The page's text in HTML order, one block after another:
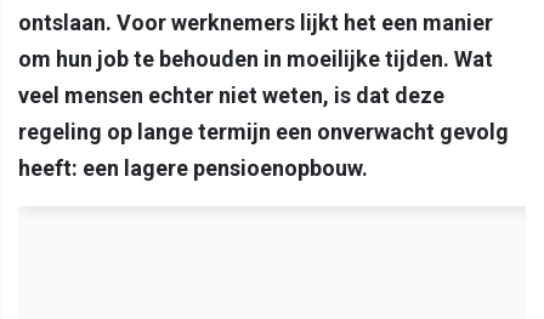
ontslaan. Voor werknemers lijkt het een manier
om hun job te behouden in moeilijke tijden. Wat
veel mensen echter niet weten, is dat deze
regeling op lange termijn een onverwacht gevolg
heeft: een lagere pensioenopbouw.